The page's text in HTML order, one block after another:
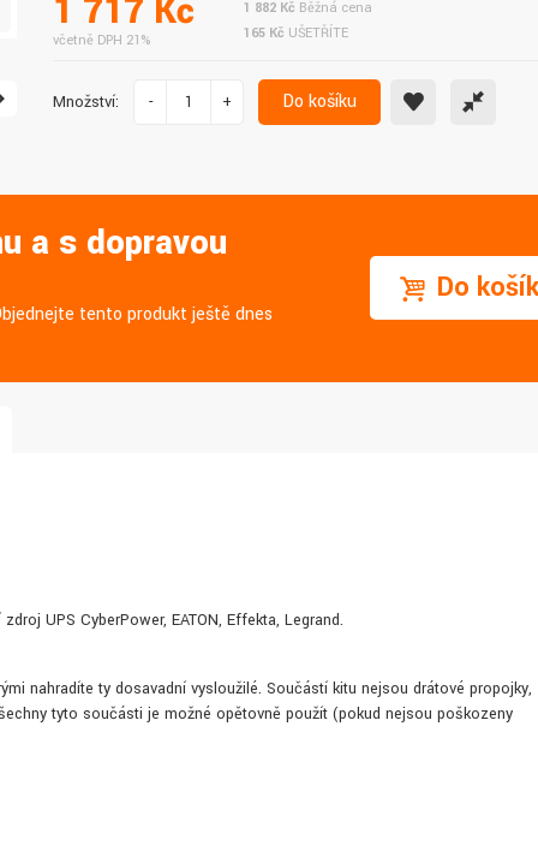
1 717 Kč
včetně DPH 21%
1 882 Kč Běžná cena
165 Kč UŠETŘÍTE
Množství: - + Do košíku
a s dopravou
tento produkt ještě dnes
Do
UPS CyberPower, EATON, Effekta, Legrand.
nahradíte ty dosavadní vysloužilé. Součástí kitu nejsou drátové propojky,
tyto součásti je možné opětovně použít (pokud nejsou poškozeny